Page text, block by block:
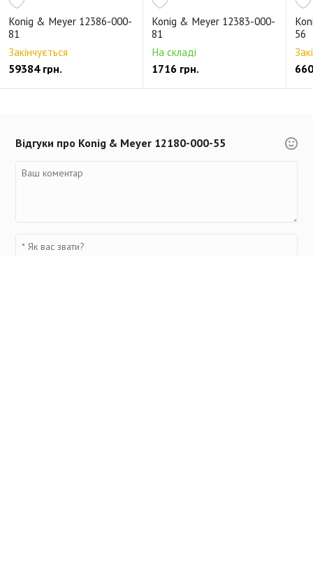
Konig & Meyer 12386-000-
81
Закінчується
59384 грн.
Konig & Meyer 12383-000-
81
На складі
1716 грн.
56
Відгуки про Konig & Meyer 12180-000-55